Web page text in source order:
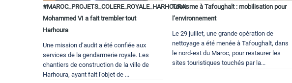
#MAROC_PROJETS_COLERE_ROYALE_HARHOURA:
Mohammed VI a fait trembler tout
Harhoura
Une mission d’audit a été confiée aux
services de la gendarmerie royale. Les
chantiers de construction de la ville de
Harhoura, ayant fait l’objet de ...
Tourisme à Tafoughalt : mobilisation pour
l’environnement
Le 29 juillet, une grande opération de
nettoyage a été menée à Tafoughalt, dans
le nord-est du Maroc, pour restaurer les
sites touristiques touchés par la...